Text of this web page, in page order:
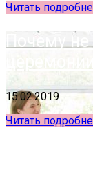
Читать
Почему
церемонии?
15.02.2019
Читать